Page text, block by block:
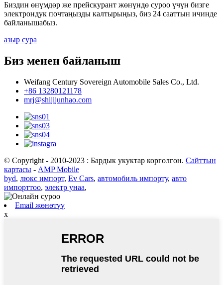
Биздин өнүмдөр же прейскурант жөнүндө суроо үчүн бизге
электрондук почтаңызды калтырыңыз, биз 24 сааттын ичинде
байланышабыз.
азыр сура
Биз менен байланыш
Weifang Century Sovereign Automobile Sales Co., Ltd.
+86 13280121178
mrj@shijijunhao.com
© Copyright - 2010-2023 : Бардык укуктар корголгон. Сайттын
картасы - AMP Mobile
byd, люкс импорт, Ev Cars, автомобиль импорту, авто
импорттоо, электр унаа,
Email жөнөтүү
x